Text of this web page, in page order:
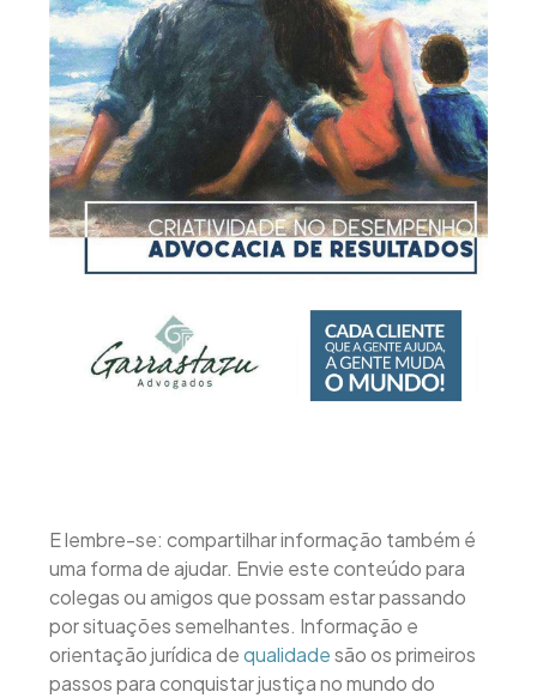
E lembre-se: compartilhar informação também é
uma forma de ajudar. Envie este conteúdo para
colegas ou amigos que possam estar passando
por situações semelhantes. Informação e
orientação jurídica dequalidadesão os primeiros
passos para conquistar justiça no mundo do